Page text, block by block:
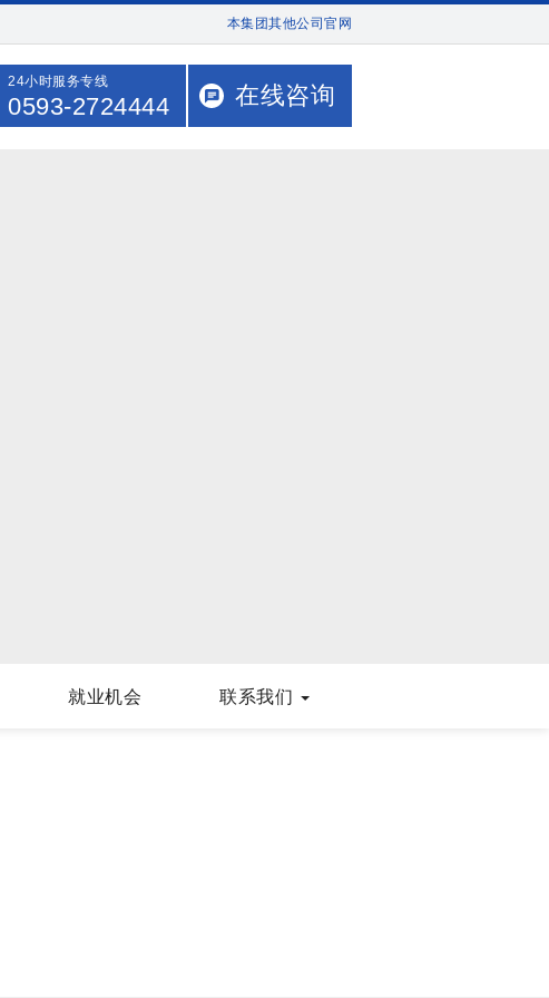
本集团其他公司官网
24小时服务专线
0593-2724444 在线咨询
就业机会 联系我们